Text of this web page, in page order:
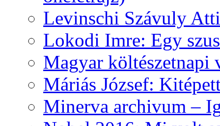
Levinschi Szávuly
Lokodi Imre: Egy
Magyar költészetnapi
Máriás József:
Minerva archivum –